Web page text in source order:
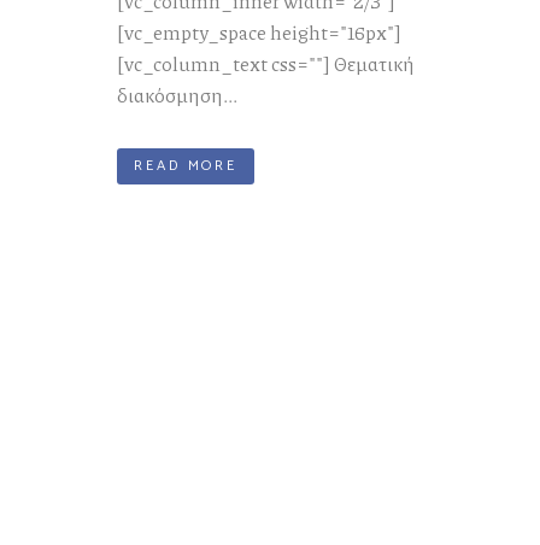
[vc_empty_space height="16px"]
[vc_column_text css=""] Θεματική
διακόσμηση...
READ MORE